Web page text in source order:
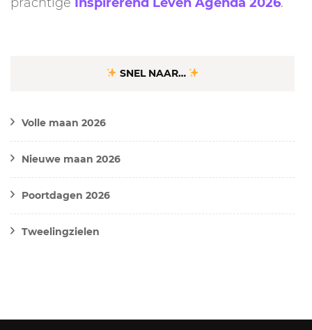
SNEL NAAR…
Volle maan 2026
Nieuwe maan 2026
Poortdagen 2026
Tweelingzielen